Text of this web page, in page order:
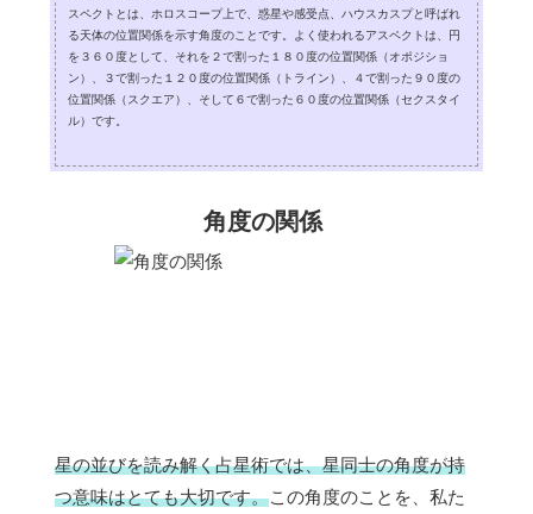
スペクトとは、ホロスコープ上で、惑星や感受点、ハウスカスプと呼ばれ
る天体の位置関係を示す角度のことです。よく使われるアスペクトは、円
を３６０度として、それを２で割った１８０度の位置関係（オポジショ
ン）、３で割った１２０度の位置関係（トライン）、４で割った９０度の
位置関係（スクエア）、そして６で割った６０度の位置関係（セクスタイ
ル）です。
角度の関係
星の並びを読み解く占星術では、星同士の角度が持
つ意味はとても大切です。この角度のことを、私た